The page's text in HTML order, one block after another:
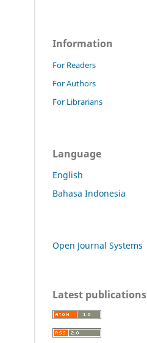
Information
For Readers
For Authors
For Librarians
Language
English
Bahasa Indonesia
Open Journal Systems
Latest publications